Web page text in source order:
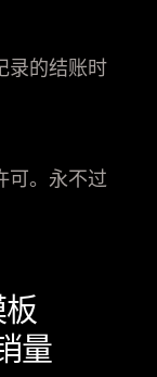
录的结账时
可。永不过
量